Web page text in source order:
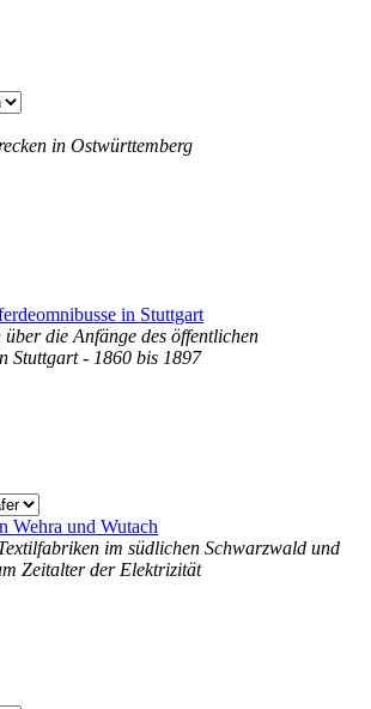
in Ostwürttemberg
in Stuttgart
die Anfänge des öffentlichen
Stuttgart - 1860 bis 1897
Wehra und Wutach
im südlichen Schwarzwald und
Zeitalter der Elektrizität